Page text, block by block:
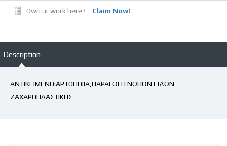
Own or work here? Claim Now!
Description
ΑΝΤΙΚΕΙΜΕΝΟ:ΑΡΤΟΠΟΙΙΑ,ΠΑΡΑΓΩΓΗ ΝΩΠΩΝ ΕΙΔΩΝ
ΖΑΧΑΡΟΠΛΑΣΤΙΚΗΣ